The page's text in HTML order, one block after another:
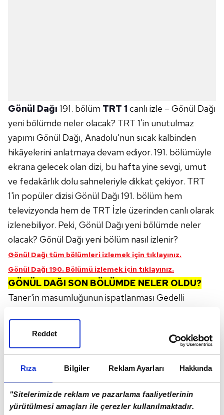
Rıza Bilgiler Reklam Ayarları Hakkında
"Sitelerimizde reklam ve pazarlama faaliyetlerinin
yürütülmesi amaçları ile çerezler kullanılmaktadır.
Reddet
Gönül Dağı 191. bölüm TRT 1 canlı izle – Gönül Dağı
yeni bölümde neler olacak? TRT 1'in unutulmaz
yapımı Gönül Dağı, Anadolu'nun sıcak kalbinden
hikâyelerini anlatmaya devam ediyor. 191. bölümüyle
ekrana gelecek olan dizi, bu hafta yine sevgi, umut
ve fedakârlık dolu sahneleriyle dikkat çekiyor. TRT
1'in popüler dizisi Gönül Dağı 191. bölüm hem
televizyonda hem de TRT İzle üzerinden canlı olarak
izlenebiliyor. Peki, Gönül Dağı yeni bölümde neler
olacak? Gönül Dağı yeni bölüm nasıl izlenir?
Gönül Dağı tüm bölümleri izlemek için tıklayınız.
Gönül Dağı 190. Bölümü izlemek için tıklayınız.
GÖNÜL DAĞI SON BÖLÜMDE NELER OLDU?
Taner'in masumluğunun ispatlanması Gedelli